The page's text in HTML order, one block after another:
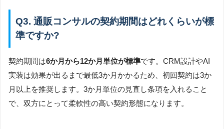
Q3. 通販コンサルの契約期間はどれくらいが標
準ですか?
契約期間は6か月から12か月単位が標準です。CRM設計やAI
実装は効果が出るまで最低3か月かかるため、初回契約は3か
月以上を推奨します。3か月単位の見直し条項を入れること
で、双方にとって柔軟性の高い契約形態になります。